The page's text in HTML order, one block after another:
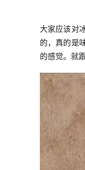
大家应该对
的，真的是
的感觉。就